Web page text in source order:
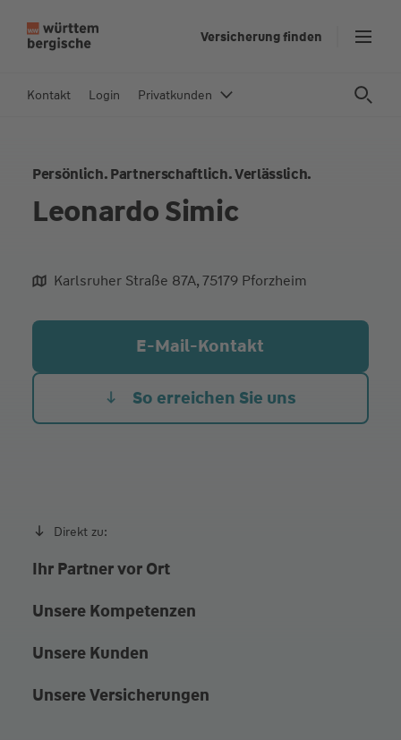
In
Versicherung finden
Kontakt Login Privatkunden
Persönlich. Partnerschaftlich. Verlässlich.
Leonardo Simic
aliqua culpa cillum ullamco
Karlsruher Straße 87A, 75179 Pforzheim
E-Mail-Kontakt
So erreichen Sie uns
Direkt zu:
Ihr Partner vor Ort
Unsere Kompetenzen
Unsere Kunden
Unsere Versicherungen